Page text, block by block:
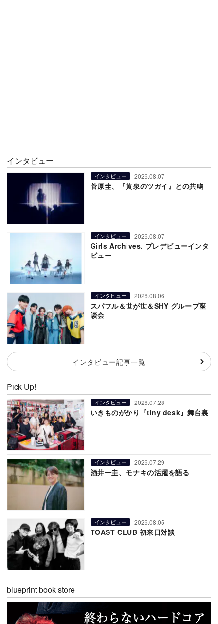
インタビュー
インタビュー 2026.08.07
菅原圭、『黄泉のツガイ』との共鳴
インタビュー 2026.08.07
Girls Archives. プレデビューインタ
ビュー
インタビュー 2026.08.06
スパフル＆世が世＆SHY グループ座
談会
インタビュー記事一覧
Pick Up!
インタビュー 2026.07.28
いきものがかり『tiny desk』舞台裏
インタビュー 2026.07.29
酒井一圭、モナキの活躍を語る
インタビュー 2026.08.05
TOAST CLUB 初来日対談
blueprint book store